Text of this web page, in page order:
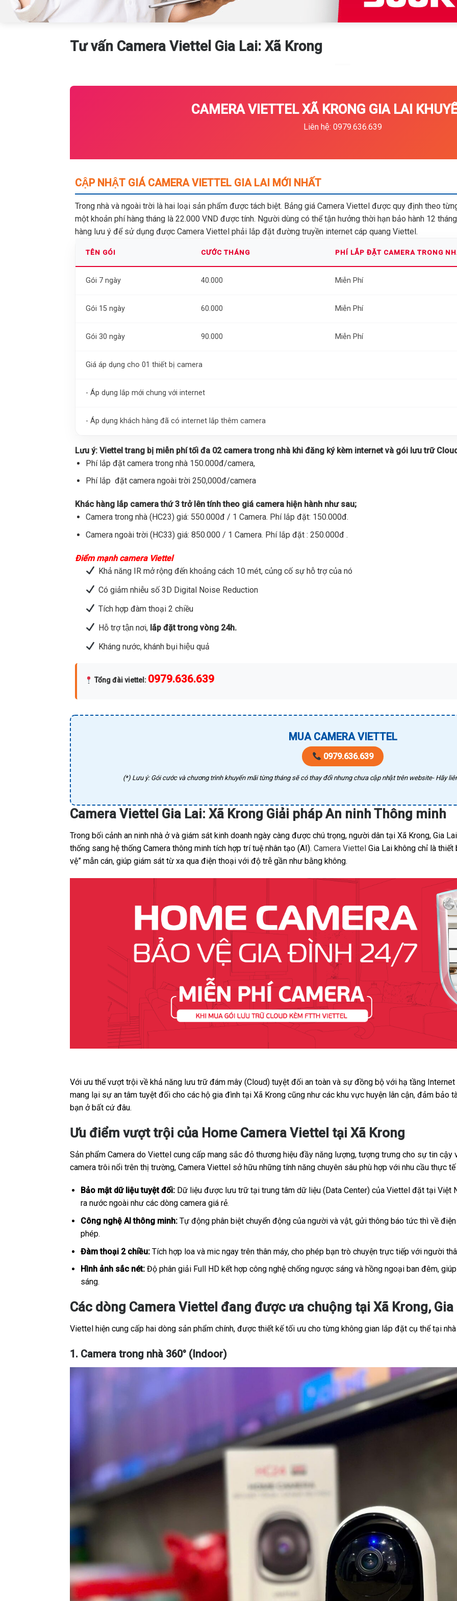
Tư vấn Camera Viettel Gia Lai: Xã Krong
CAMERA VIETTEL XÃ KRONG GIA LAI
Liên hệ: 0979.636.639
CẬP NHẬT GIÁ CAMERA VIETTEL GIA LAI MỚI NHẤT
Trong nhà và ngoài trời là hai loại sản phẩm được tách biệt. Bảng giá Camera Viettel được quy định theo
một khoản phí hàng tháng là 22.000 VND được tính. Người dùng có thể tận hưởng thời hạn bảo hành 12
hàng lưu ý để sử dụng được Camera Viettel phải lắp đặt đường truyền internet cáp quang Viettel.
TÊN GÓI CƯỚC THÁNG PHÍ LẮP ĐẶT CAMERA TRONG
Gói 7 ngày 40.000 Miễn Phí
Gói 15 ngày 60.000 Miễn Phí
Gói 30 ngày 90.000 Miễn Phí
Giá áp dụng cho 01 thiết bị camera
- Áp dụng lắp mới chung với internet
- Áp dụng khách hàng đã có internet lắp thêm camera
Lưu ý: Viettel trang bị miễn phí tối đa 02 camera trong nhà khi đăng ký kèm internet và gói lưu trữ
Phí lắp đặt camera trong nhà 150.000đ/camera,
Phí lắp đặt camera ngoài trời 250,000đ/camera
Khác hàng lắp camera thứ 3 trở lên tính theo giá camera hiện hành như sau;
Camera trong nhà (HC23) giá: 550.000đ / 1 Camera. Phí lắp đặt: 150.000đ.
Camera ngoài trời (HC33) giá: 850.000 / 1 Camera. Phí lắp đặt : 250.000đ .
Điểm mạnh camera Viettel
Khả năng IR mở rộng đến khoảng cách 10 mét, củng cố sự hỗ trợ của nó
Có giảm nhiễu số 3D Digital Noise Reduction
Tích hợp đàm thoại 2 chiều
Hỗ trợ tận nơi,lắp đặt trong vòng 24h.
Kháng nước, khánh bụi hiệu quả
Tổng đài viettel : 0979.636.639
MUA CAMERA VIETTEL
0979.636.639
(*) Lưu ý: Gói cước và chương trình khuyến mãi từng tháng sẽ có thay đổi nhưng chưa cập nhật trên website- Hãy
Camera Viettel Gia Lai: Xã Krong Giải pháp An ninh Thông minh
Trong bối cảnh an ninh nhà ở và giám sát kinh doanh ngày càng được chú trọng, người dân tại Xã Krong, Gia
thống sang hệ thống Camera thông minh tích hợp trí tuệ nhân tạo (AI). Camera Viettel Gia Lai không chỉ là
vệ” mẫn cán, giúp giám sát từ xa qua điện thoại với độ trễ gần như bằng không.
Với ưu thế vượt trội về khả năng lưu trữ đám mây (Cloud) tuyệt đối an toàn và sự đồng bộ với hạ tầng
mang lại sự an tâm tuyệt đối cho các hộ gia đình tại Xã Krong cũng như các khu vực huyện lân cận, đảm bảo
bạn ở bất cứ đâu.
Ưu điểm vượt trội của Home Camera Viettel tại Xã Krong
Sản phẩm Camera do Viettel cung cấp mang sắc đỏ thương hiệu đầy năng lượng, tượng trưng cho sự tin cậy
camera trôi nổi trên thị trường, Camera Viettel sở hữu những tính năng chuyên sâu phù hợp với nhu cầu thực
Bảo mật dữ liệu tuyệt đối:Dữ liệu được lưu trữ tại trung tâm dữ liệu (Data Center) của Viettel đặt tại Việt
ra nước ngoài như các dòng camera giá rẻ.
Công nghệ AI thông minh:Tự động phân biệt chuyển động của người và vật, gửi thông báo tức thì về
phép.
Đàm thoại 2 chiều:Tích hợp loa và mic ngay trên thân máy, cho phép bạn trò chuyện trực tiếp với người
Hình ảnh sắc nét:Độ phân giải Full HD kết hợp công nghệ chống ngược sáng và hồng ngoại ban đêm,
sáng.
Các dòng Camera Viettel đang được ưa chuộng tại Xã Krong, Gia
Viettel hiện cung cấp hai dòng sản phẩm chính, được thiết kế tối ưu cho từng không gian lắp đặt cụ thể tại
1. Camera trong nhà 360° (Indoor)